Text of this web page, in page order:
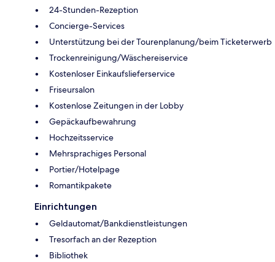
24-Stunden-Rezeption
Concierge-Services
Unterstützung bei der Tourenplanung/beim Ticketerwerb
Trockenreinigung/Wäschereiservice
Kostenloser Einkaufslieferservice
Friseursalon
Kostenlose Zeitungen in der Lobby
Gepäckaufbewahrung
Hochzeitsservice
Mehrsprachiges Personal
Portier/Hotelpage
Romantikpakete
Einrichtungen
Geldautomat/Bankdienstleistungen
Tresorfach an der Rezeption
Bibliothek